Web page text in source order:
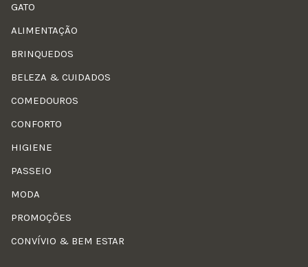
GATO
ALIMENTAÇÃO
BRINQUEDOS
BELEZA & CUIDADOS
COMEDOUROS
CONFORTO
HIGIENE
PASSEIO
MODA
PROMOÇÕES
CONVÍVIO & BEM ESTAR